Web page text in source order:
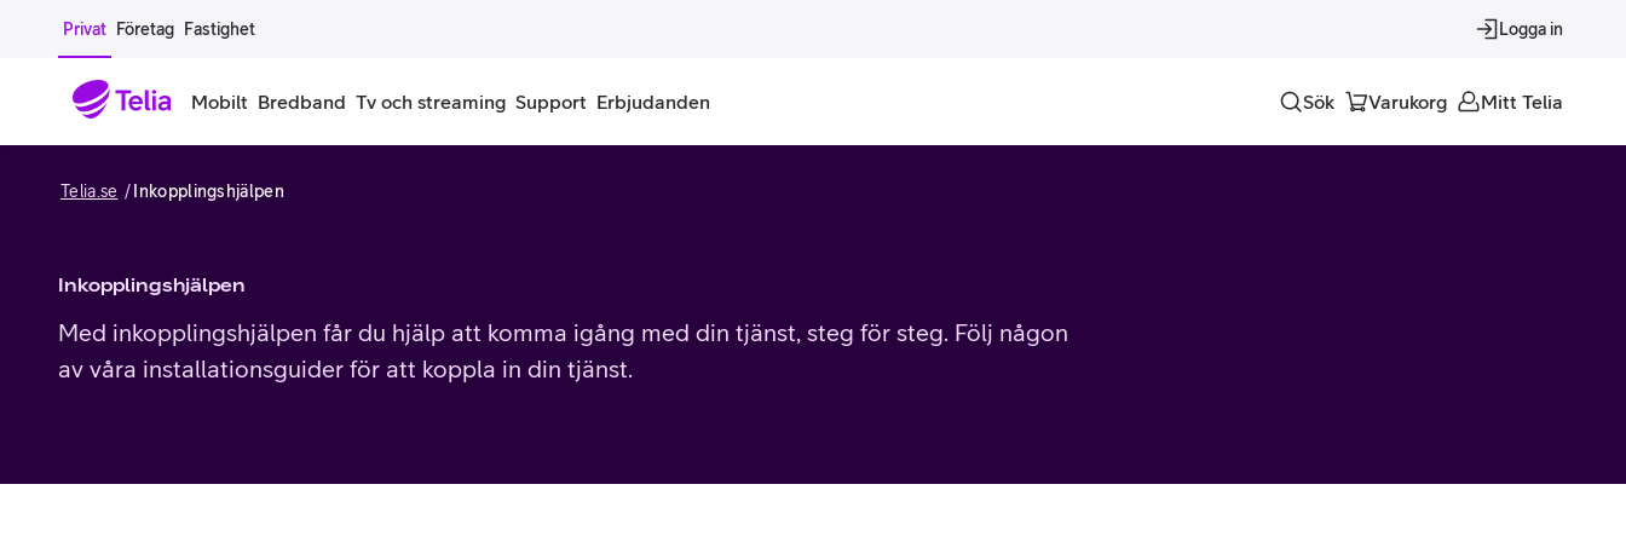
Gå till sidans innehåll
Privat Företag Fastighet Logga in
Mobilt
Mobiltelefoner
Google Pixel
Begagnade mobiltelefoner
Extra användare
Bredband Tv och streaming Support Erbjudanden Sök Varukorg Mitt Telia
Telia.se Inkopplingshjälpen
Inkopplingshjälpen
Med inkopplingshjälpen får du hjälp att komma igång med din tjänst, steg för steg. Följ någon
av våra installationsguider för att koppla in din tjänst.